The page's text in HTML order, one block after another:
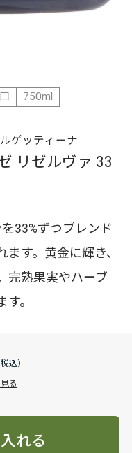
750ml
ゲッティーナ
リゼルヴァ 33
33%ずつブレンド
す。黄金に輝き、
完熟果実やハーブ
。
る
れる